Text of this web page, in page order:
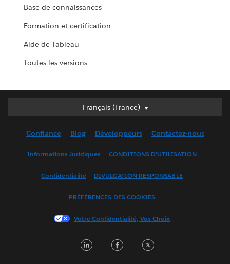
Base de connaissances
Formation et certification
Aide de Tableau
Toutes les versions
Français (France)
Français (France)
English (UK)
Français (Canada)
한국어
Português
Confiance Blog Développeurs Contactez-nous
Informations Juridiques CONDITIONS D'UTILISATION
Confidentialité DIVULGATION RESPONSABLE
PRÉFÉRENCES DES COOKIES
Votre Confidentialité, Vos Choix
LinkedInFacebook